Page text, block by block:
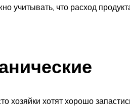
учитывать, что расход
хозяйки хотят хорошо